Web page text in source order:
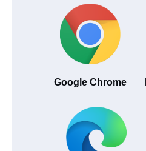
Google Chrome